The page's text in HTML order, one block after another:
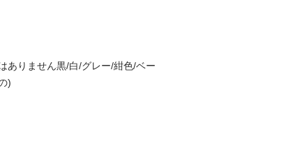
ありません黒/白/グレー/紺色/ベー
)